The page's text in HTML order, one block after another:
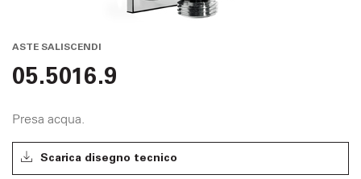
ASTE SALISCENDI
05.5016.9
Presa acqua.
Scarica disegno tecnico